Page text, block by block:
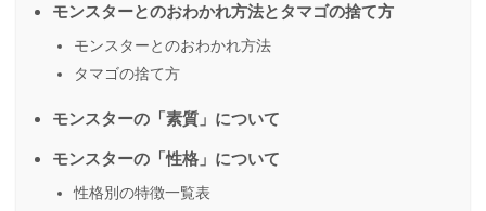
モンスターとのおわかれ方法とタマゴの捨て方
モンスターとのおわかれ方法
タマゴの捨て方
モンスターの「素質」について
モンスターの「性格」について
性格別の特徴一覧表